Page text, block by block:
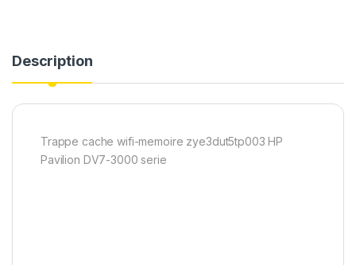
Description
Trappe cache wifi-memoire zye3dut5tp003 HP
Pavilion DV7-3000 serie